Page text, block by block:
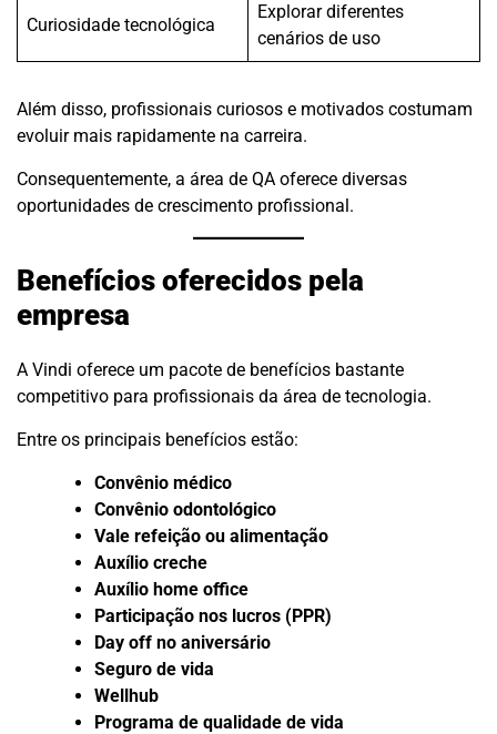
Curiosidade tecnológica
Explorar diferentes
cenários de uso
Além disso, profissionais curiosos e motivados costumam
evoluir mais rapidamente na carreira.
Consequentemente, a área de QA oferece diversas
oportunidades de crescimento profissional.
Benefícios oferecidos pela
empresa
A Vindi oferece um pacote de benefícios bastante
competitivo para profissionais da área de tecnologia.
Entre os principais benefícios estão:
Convênio médico
Convênio odontológico
Vale refeição ou alimentação
Auxílio creche
Auxílio home office
Participação nos lucros (PPR)
Day off no aniversário
Seguro de vida
Wellhub
Programa de qualidade de vida